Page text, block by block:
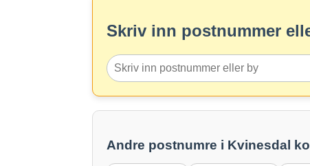
Skriv inn postnummer
Andre postnumre i Kvinesdal